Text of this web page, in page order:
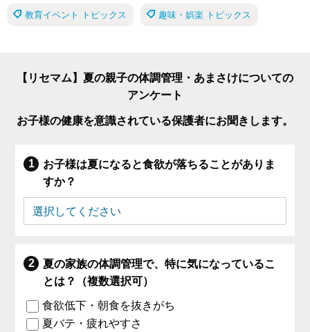
教育イベント トピックス 趣味・娯楽 トピックス
【リセマム】夏の親子の体調管理・あまさけについての
アンケート
お子様の健康を意識されている保護者にお聞きします。
お子様は夏になると食欲が落ちることがありま
すか？
夏の家族の体調管理で、特に気になっているこ
とは？（複数選択可）
食欲低下・朝食を抜きがち
夏バテ・疲れやすさ